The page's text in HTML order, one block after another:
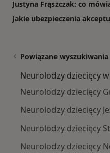
Justyna Frąszczak: co
Jakie ubezpieczenia
Powiązane wyszukiwania
Neurolodzy dziecięcy
Neurolodzy dziecięcy
Neurolodzy dziecięcy
Neurolodzy dziecięcy
Neurolodzy dziecięcy